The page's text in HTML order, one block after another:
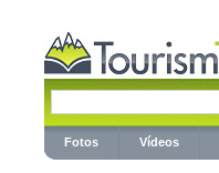
Fotos Vídeos